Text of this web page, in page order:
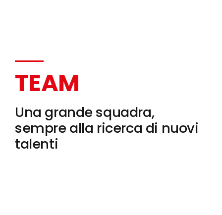
TEAM
Una grande squadra,
sempre alla ricerca di nuovi
talenti